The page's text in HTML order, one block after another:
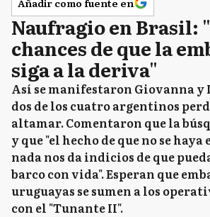
Añadir como fuente en
Naufragio en Brasil:
chances de que la
siga a la deriva"
Así se manifestaron Giovanna y
dos de los cuatro argentinos
altamar. Comentaron que la
y que "el hecho de que no se
nada nos da indicios de que
barco con vida". Esperan que
uruguayas se sumen a los
con el "Tunante II".